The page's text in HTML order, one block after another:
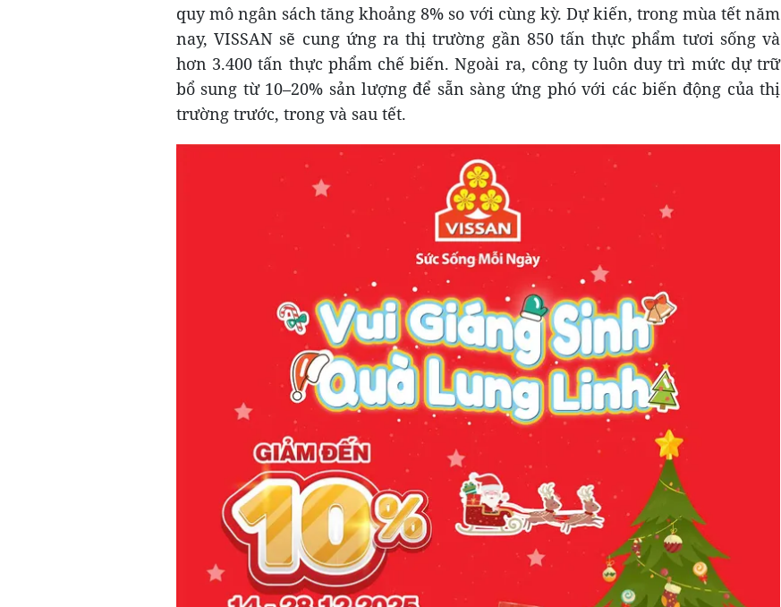
quy mô ngân sách tăng khoảng 8% so với cùng kỳ. Dự kiến, trong mùa tết năm
nay, VISSAN sẽ cung ứng ra thị trường gần 850 tấn thực phẩm tươi sống và
hơn 3.400 tấn thực phẩm chế biến. Ngoài ra, công ty luôn duy trì mức dự trữ
bổ sung từ 10–20% sản lượng để sẵn sàng ứng phó với các biến động của thị
trường trước, trong và sau tết.